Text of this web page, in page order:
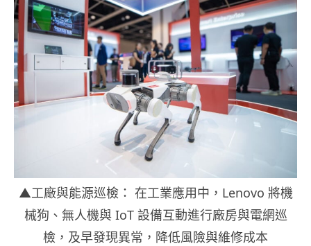
▲工廠與能源巡檢： 在工業應用中， Lenovo 將機
械狗、無人機與IoT 設備互動進行廠房與電網巡
檢，及早發現異常，降低風險與維修成本